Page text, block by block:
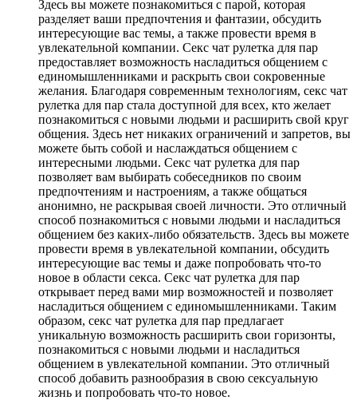
Здесь вы можете познакомиться с парой, которая
разделяет ваши предпочтения и фантазии, обсудить
интересующие вас темы, а также провести время в
увлекательной компании. Секс чат рулетка для пар
предоставляет возможность насладиться общением с
единомышленниками и раскрыть свои сокровенные
желания. Благодаря современным технологиям, секс чат
рулетка для пар стала доступной для всех, кто желает
познакомиться с новыми людьми и расширить свой круг
общения. Здесь нет никаких ограничений и запретов, вы
можете быть собой и наслаждаться общением с
интересными людьми. Секс чат рулетка для пар
позволяет вам выбирать собеседников по своим
предпочтениям и настроениям, а также общаться
анонимно, не раскрывая своей личности. Это отличный
способ познакомиться с новыми людьми и насладиться
общением без каких-либо обязательств. Здесь вы можете
провести время в увлекательной компании, обсудить
интересующие вас темы и даже попробовать что-то
новое в области секса. Секс чат рулетка для пар
открывает перед вами мир возможностей и позволяет
насладиться общением с единомышленниками. Таким
образом, секс чат рулетка для пар предлагает
уникальную возможность расширить свои горизонты,
познакомиться с новыми людьми и насладиться
общением в увлекательной компании. Это отличный
способ добавить разнообразия в свою сексуальную
жизнь и попробовать что-то новое.